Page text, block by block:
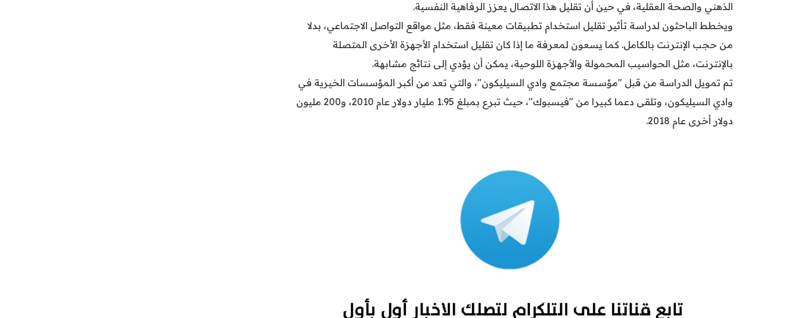
الذهني والصحة العقلية، في حين أن تقليل هذا الاتصال يعزز الرفاهية النفسية.
ويخطط الباحثون لدراسة تأثير تقليل استخدام تطبيقات معينة فقط، مثل مواقع التواصل الاجتماعي، بدلا
من حجب الإنترنت بالكامل. كما يسعون لمعرفة ما إذا كان تقليل استخدام الأجهزة الأخرى المتصلة
بالإنترنت، مثل الحواسيب المحمولة والأجهزة اللوحية، يمكن أن يؤدي إلى نتائج مشابهة.
تم تمويل الدراسة من قبل "مؤسسة مجتمع وادي السيليكون"، والتي تعد من أكبر المؤسسات الخيرية في
وادي السيليكون، وتلقى دعما كبيرا من "فيسبوك"، حيث تبرع بمبلغ 1.95 مليار دولار عام 2010، و200 مليون
دولار أخرى عام 2018.